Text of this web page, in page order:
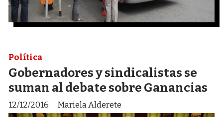
Gobernadores y sindicalistas se
suman al debate sobre Ganancias
Mariela Alderete
Política
12/12/2016